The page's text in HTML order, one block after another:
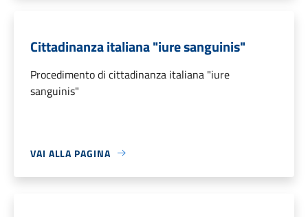
Cittadinanza italiana "iure sanguinis"
Procedimento di cittadinanza italiana "iure
sanguinis"
VAI ALLA PAGINA